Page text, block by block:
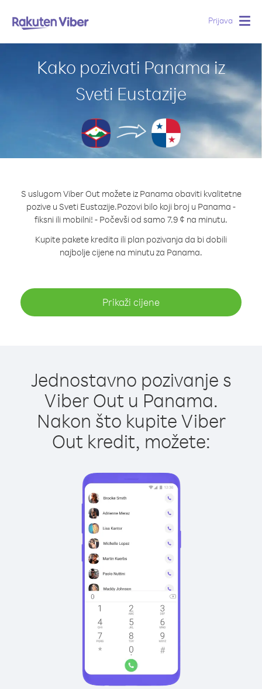
Prijava
Kako pozivati Panama iz
Sveti Eustazije
S uslugom Viber Out možete iz Panama obaviti kvalitetne
pozive u Sveti Eustazije.Pozovi bilo koji broj u Panama -
fiksni ili mobilni! - Počevši od samo 7.9 ¢ na minutu.
Kupite pakete kredita ili plan pozivanja da bi dobili
najbolje cijene na minutu za Panama.
Prikaži cijene
Jednostavno pozivanje s
Viber Out u Panama.
Nakon što kupite Viber
Out kredit, možete: